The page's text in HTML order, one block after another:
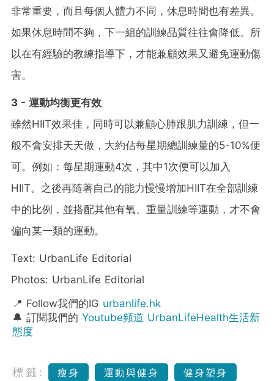
非常重要，而且每個人體力不同，休息時間也有差異。
如果休息時間不夠，下一組的訓練品質往往會降低。所
以在有經驗的教練指導下，才能兼顧效果又避免運動傷
害。
3 - 運動均衡更有效
雖然HIIT效果佳，同時可以兼顧心肺跟肌力訓練，但一
般不會安排天天做，大約佔每星期總訓練量的5-10%便
可。例如：每星期運動4次，其中1次便可以加入
HIIT。之後再隨著自己的能力慢慢增加HIIT在全部訓練
中的比例，並搭配其他有氧、重量訓練等運動，才不會
偏向某一類的運動。
Text: UrbanLife Editorial
Photos: UrbanLife Editorial
📍 Follow我們的IG urbanlife.hk
🔔 訂閱我們的 Youtube頻道 UrbanLifeHealth生活新
態度
標籤: 瘦身 運動與健身
健身塑身